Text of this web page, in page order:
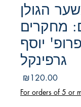
הגולן
מחקרים
יוסף
גרפינקל
₪120.00
For orders of 5 or